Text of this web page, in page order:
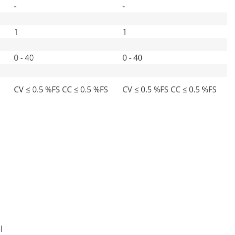
-
-
1
1
0 - 40
0 - 40
CV ≤ 0.5 %FS CC ≤ 0.5 %FS
CV ≤ 0.5 %FS CC ≤ 0.5 %FS